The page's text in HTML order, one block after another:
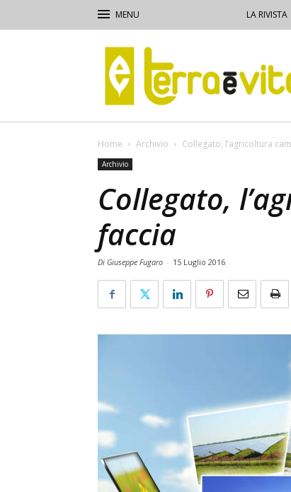
LA RIVISTA
Terra
e
Vita
Home Archivio Collegato, l’agricoltura
Archivio
Collegato,
faccia
Di Giuseppe Fugaro - 15 Luglio 2016